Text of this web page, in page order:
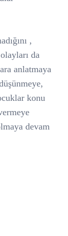
,
da
anlatmaya
konu
devam